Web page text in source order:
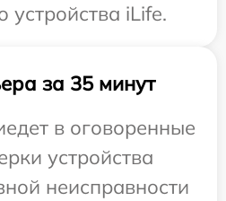
iLife.
за 35 минут
в оговоренные
устройства
неисправности